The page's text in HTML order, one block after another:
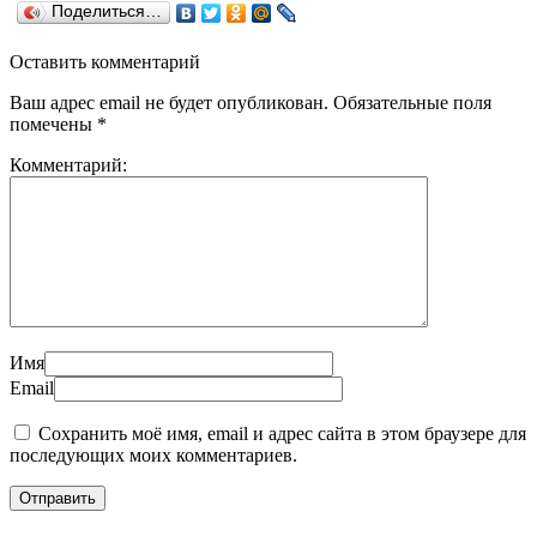
Поделиться…
Оставить комментарий
Ваш адрес email не будет опубликован. Обязательные поля
помечены *
Комментарий:
Имя
Email
Сохранить моё имя, email и адрес сайта в этом браузере для
последующих моих комментариев.